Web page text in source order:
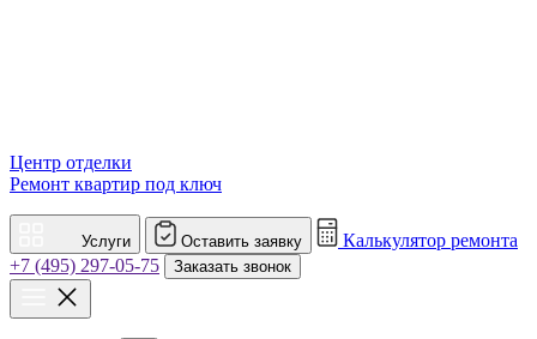
Центр отделки
Ремонт квартир под ключ
Услуги Оставить заявку
Калькулятор ремонта
+7 (495) 297-05-75
Заказать звонок